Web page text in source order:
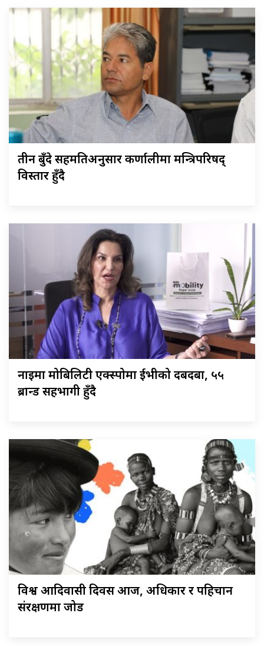
तीन बुँदे सहमतिअनुसार कर्णालीमा मन्त्रिपरिषद्
विस्तार हुँदै
नाइमा मोबिलिटी एक्स्पोमा ईभीको दबदबा, ५५
ब्रान्ड सहभागी हुँदै
विश्व आदिवासी दिवस आज, अधिकार र पहिचान
संरक्षणमा जोड